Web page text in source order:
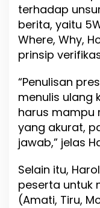
terhadap
berita, yaitu
Where, Why,
prinsip
“Penulisan
menulis ulang
harus mampu
yang akurat,
jawab,” jelas
Selain itu,
peserta untuk
(Amati, Tiru,